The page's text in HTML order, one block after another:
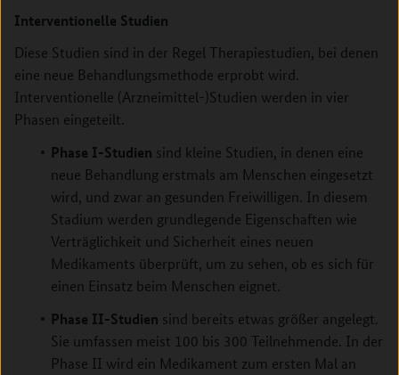
Interventionelle Studien
Diese Studien sind in der Regel Therapiestudien, bei denen
eine neue Behandlungsmethode erprobt wird.
Interventionelle (Arzneimittel-)Studien werden in vier
Phasen eingeteilt.
Phase I-Studien sind kleine Studien, in denen eine
neue Behandlung erstmals am Menschen eingesetzt
wird, und zwar an gesunden Freiwilligen. In diesem
Stadium werden grundlegende Eigenschaften wie
Verträglichkeit und Sicherheit eines neuen
Medikaments überprüft, um zu sehen, ob es sich für
einen Einsatz beim Menschen eignet.
Phase II-Studien sind bereits etwas größer angelegt.
Sie umfassen meist 100 bis 300 Teilnehmende. In der
Phase II wird ein Medikament zum ersten Mal an